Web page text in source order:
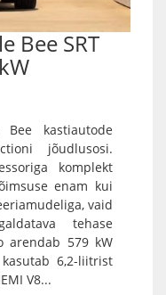
Bee SRT
kastiautode
jõudlusosi.
komplekt
enam kui
vaid
tehase
arendab 579 kW
6,2-liitrist
V8...